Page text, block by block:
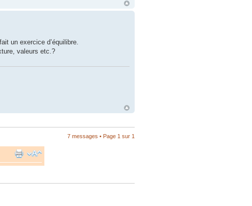
un exercice d’équilibre.
valeurs etc.?
7 messages • Page 1 sur 1